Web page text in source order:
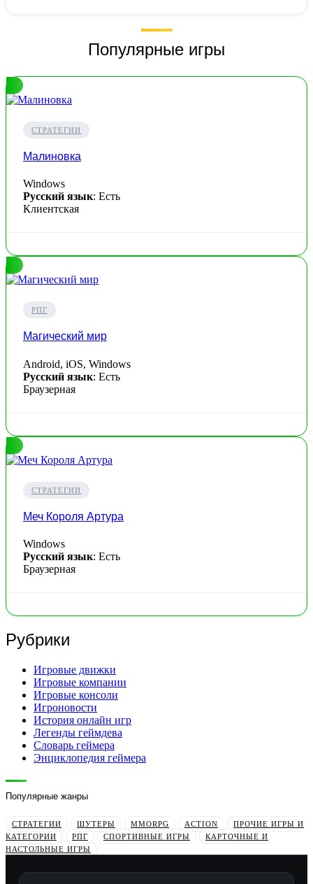
Популярные игры
СТРАТЕГИИ
Малиновка
Windows
Русский язык: Есть
Клиентская
РПГ
Магический мир
Android, iOS, Windows
Русский язык: Есть
Браузерная
СТРАТЕГИИ
Меч Короля Артура
Windows
Русский язык: Есть
Браузерная
Рубрики
Игровые движки
Игровые компании
Игровые консоли
Игроновости
История онлайн игр
Легенды геймдева
Словарь геймера
Энциклопедия геймера
Популярные жанры
СТРАТЕГИИ ШУТЕРЫ MMORPG ACTION
ПРОЧИЕ ИГРЫ И
КАТЕГОРИИ
РПГ СПОРТИВНЫЕ ИГРЫ
КАРТОЧНЫЕ И
НАСТОЛЬНЫЕ ИГРЫ